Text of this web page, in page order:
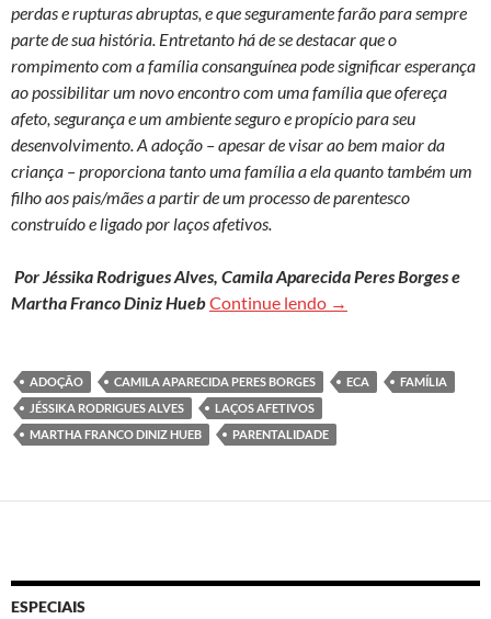
perdas e rupturas abruptas, e que seguramente farão para sempre
parte de sua história. Entretanto há de se destacar que o
rompimento com a família consanguínea pode significar esperança
ao possibilitar um novo encontro com uma família que ofereça
afeto, segurança e um ambiente seguro e propício para seu
desenvolvimento. A adoção – apesar de visar ao bem maior da
criança – proporciona tanto uma família a ela quanto também um
filho aos pais/mães a partir de um processo de parentesco
construído e ligado por laços afetivos.
Por Jéssika Rodrigues Alves, Camila Aparecida Peres Borges e
Martha Franco Diniz HuebContinue lendo A família construída
→
ADOÇÃO CAMILA APARECIDA PERES BORGES ECA
FAMÍLIA
JÉSSIKA RODRIGUES ALVES
LAÇOS AFETIVOS
MARTHA FRANCO DINIZ HUEB
PARENTALIDADE
ESPECIAIS